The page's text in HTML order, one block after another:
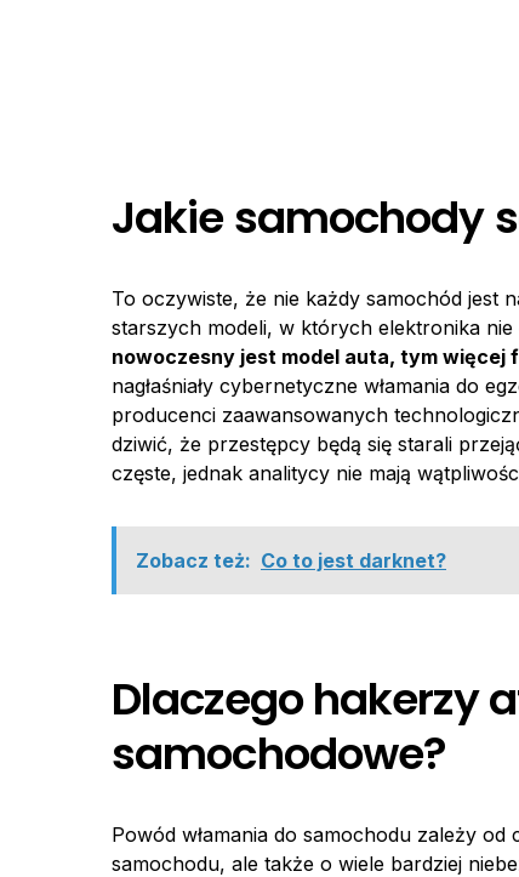
Jakie samochody
To oczywiste, że nie każdy samochód jest
starszych modeli, w których elektronika
nowoczesny jest model auta, tym
nagłaśniały cybernetyczne włamania do
producenci zaawansowanych
dziwić, że przestępcy będą się starali
częste, jednak analitycy nie mają
Zobacz też: Co to jest darknet?
Dlaczego hakerzy
samochodowe?
Powód włamania do samochodu zależy
samochodu, ale także o wiele bardziej